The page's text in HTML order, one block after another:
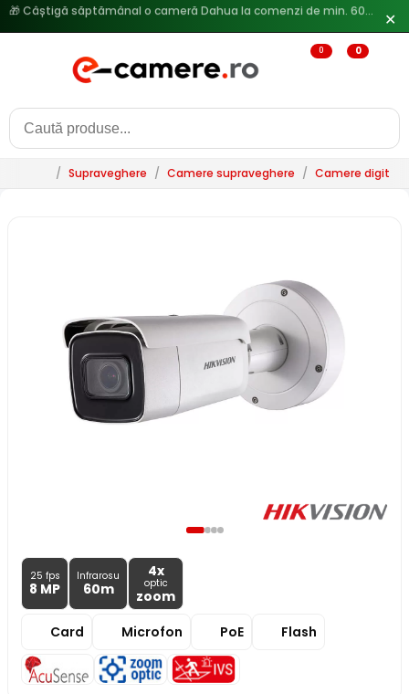
Reduceri de pana la 25% doar in luna iulie → Vezi ofertele ✕
0 0
/ Supraveghere / Camere supraveghere / Camere digitale
25 fps
8 MP
Infrarosu
60m
4x
optic
zoom
Card
Microfon PoE Flash